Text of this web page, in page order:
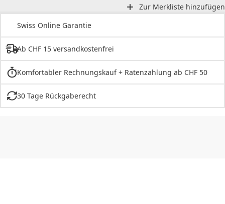
Zur Merkliste hinzufügen
Swiss Online Garantie
Ab CHF 15 versandkostenfrei
Komfortabler Rechnungskauf + Ratenzahlung ab CHF 50
30 Tage Rückgaberecht